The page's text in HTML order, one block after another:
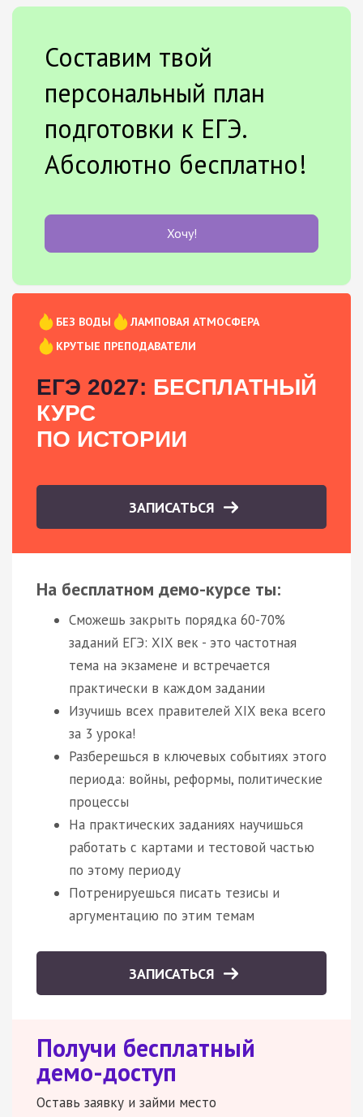
Составим твой
персональный план
подготовки к ЕГЭ.
Абсолютно бесплатно!
Хочу!
БЕЗ ВОДЫ
ЛАМПОВАЯ АТМОСФЕРА
КРУТЫЕ ПРЕПОДАВАТЕЛИ
ЕГЭ 2027: БЕСПЛАТНЫЙ
КУРС
ПО ИСТОРИИ
ЗАПИСАТЬСЯ
На бесплатном демо-курсе ты:
Сможешь закрыть порядка 60-70%
заданий ЕГЭ: XIX век - это частотная
тема на экзамене и встречается
практически в каждом задании
Изучишь всех правителей XIX века всего
за 3 урока!
Разберешься в ключевых событиях этого
периода: войны, реформы, политические
процессы
На практических заданиях научишься
работать с картами и тестовой частью
по этому периоду
Потренируешься писать тезисы и
аргументацию по этим темам
ЗАПИСАТЬСЯ
Получи бесплатный
демо-доступ
Оставь заявку и займи место